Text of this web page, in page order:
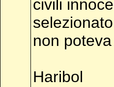
civili
non
Haribol